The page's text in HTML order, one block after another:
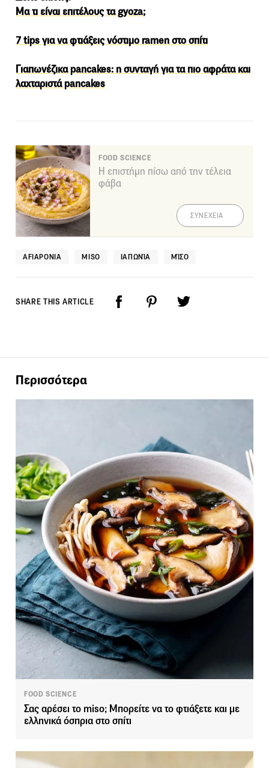
Μα τι είναι επιτέλους τα gyoza;
7 tips για να φτιάξεις νόστιμο ramen στο σπίτι
Γιαπωνέζικα pancakes: η συνταγή για τα πιο αφράτα και
λαχταριστά pancakes
FOOD SCIENCE
Η επιστήμη πίσω από την τέλεια
φάβα
ΣΥΝΕΧΕΙΑ
AFIAPONIA MISO ΙΑΠΩΝΊΑ ΜΊΣΟ
SHARE THIS ARTICLE
Περισσότερα
FOOD SCIENCE
Σας αρέσει το miso; Μπορείτε να το φτιάξετε και με
ελληνικά όσπρια στο σπίτι